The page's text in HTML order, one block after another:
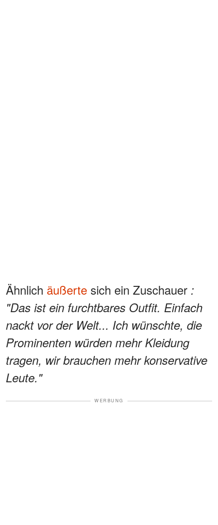
Ähnlich äußerte sich ein Zuschauer :
"Das ist ein furchtbares Outfit. Einfach
nackt vor der Welt... Ich wünschte, die
Prominenten würden mehr Kleidung
tragen, wir brauchen mehr konservative
Leute."
WERBUNG